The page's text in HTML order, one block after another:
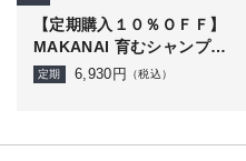
【定期購入１０％ＯＦＦ】
MAKANAI 育むシャンプー
（しとやかな椿の香り）2
定期 6,930 円 （税込）